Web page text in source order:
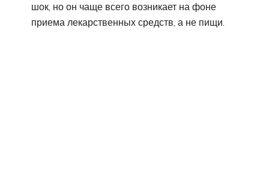
шок, но он чаще всего возникает на фоне
приема лекарственных средств, а не пищи.